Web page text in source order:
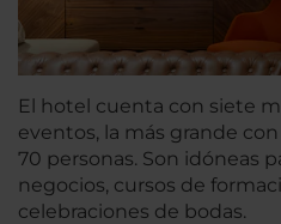
El hotel cuenta con siete
eventos, la más grande
70 personas. Son idóneas
negocios, cursos de
celebraciones de bodas.